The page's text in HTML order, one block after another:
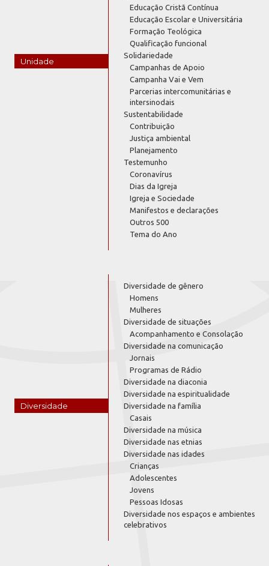
Unidade
Educação Cristã Contínua
Educação Escolar e Universitária
Formação Teológica
Qualificação funcional
Solidariedade
Campanhas de Apoio
Campanha Vai e Vem
Parcerias intercomunitárias e
intersinodais
Sustentabilidade
Contribuição
Justiça ambiental
Planejamento
Testemunho
Coronavírus
Dias da Igreja
Igreja e Sociedade
Manifestos e declarações
Outros 500
Tema do Ano
Diversidade
Diversidade de gênero
Homens
Mulheres
Diversidade de situações
Acompanhamento e Consolação
Diversidade na comunicação
Jornais
Programas de Rádio
Diversidade na diaconia
Diversidade na espiritualidade
Diversidade na família
Casais
Diversidade na música
Diversidade nas etnias
Diversidade nas idades
Crianças
Adolescentes
Jovens
Pessoas Idosas
Diversidade nos espaços e ambientes
celebrativos